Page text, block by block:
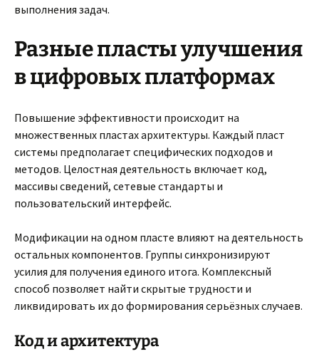
выполнения задач.
Разные пласты улучшения
в цифровых платформах
Повышение эффективности происходит на
множественных пластах архитектуры. Каждый пласт
системы предполагает специфических подходов и
методов. Целостная деятельность включает код,
массивы сведений, сетевые стандарты и
пользовательский интерфейс.
Модификации на одном пласте влияют на деятельность
остальных компонентов. Группы синхронизируют
усилия для получения единого итога. Комплексный
способ позволяет найти скрытые трудности и
ликвидировать их до формирования серьёзных случаев.
Код и архитектура